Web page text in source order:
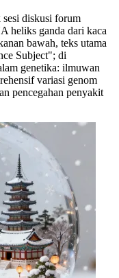
diskusi forum
heliks ganda dari kaca
bawah, teks utama
Subject"; di
genetika: ilmuwan
variasi genom
pencegahan penyakit